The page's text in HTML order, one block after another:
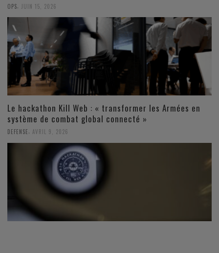
OPS JUIN 15, 2026
Le hackathon Kill Web : « transformer les Armées en
système de combat global connecté »
DEFENSE, AVRIL 9, 2026